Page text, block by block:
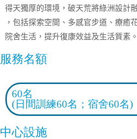
得天獨厚的環境，破天荒將綠洲設計
，包括探索空間、多感官步道、療癒
院舍生活，提升復康效益及生活質素。
服務名額
60名
(日間訓練60名；宿舍60名)
中心設施